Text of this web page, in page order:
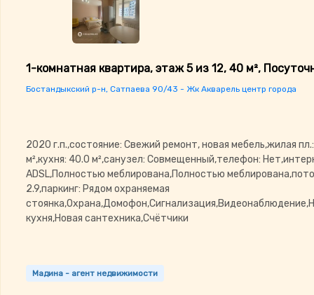
1-комнатная квартира, этаж 5 из 12, 40 м²,
Бостандыкский р-н, Сатпаева 90/43 - Жк Акварель центр города
2020 г.п.,состояние: Свежий ремонт, новая мебель,жилая
м²,кухня: 40.0 м²,санузел: Совмещенный,телефон:
ADSL,Полностью меблирована,Полностью
2.9,паркинг: Рядом охраняемая
кухня,Новая сантехника,Счётчики
Мадина - агент недвижимости